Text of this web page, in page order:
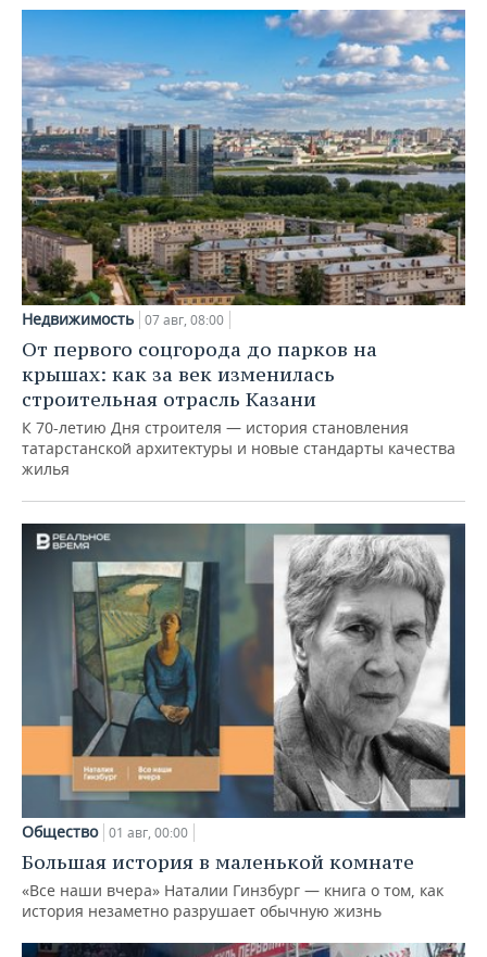
Недвижимость 07 авг, 08:00
От первого соцгорода до парков на
крышах: как за век изменилась
строительная отрасль Казани
К 70-летию Дня строителя — история становления
татарстанской архитектуры и новые стандарты качества
жилья
Общество 01 авг, 00:00
Большая история в маленькой комнате
«Все наши вчера» Наталии Гинзбург — книга о том, как
история незаметно разрушает обычную жизнь